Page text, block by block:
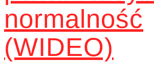
normalność
(WIDEO)